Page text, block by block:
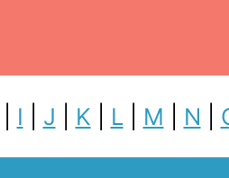
I J K L| M N